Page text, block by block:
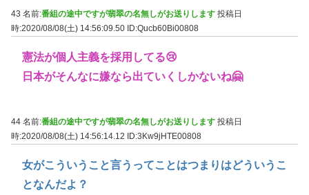
43 名前:番組の途中ですが翡翠の名無しがお送りします 投稿日
時:2020/08/08(土) 14:56:09.50 ID:Qucb60Bi00808
憲法が個人主義を採用してる😢
日本がそんなに嫌なら出ていくしかないね🤗
44 名前:番組の途中ですが翡翠の名無しがお送りします 投稿日
時:2020/08/08(土) 14:56:14.12
ID:3Kw9jHTE00808
女がこういうこと言うってことはつまりはどういうこ
となんだよ？